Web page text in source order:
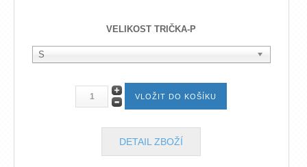
VELIKOST TRIČKA-P
S
DETAIL ZBOŽÍ